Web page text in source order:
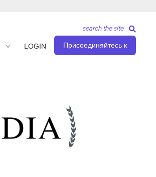
LOGIN Присоединяйтесь к
search the site